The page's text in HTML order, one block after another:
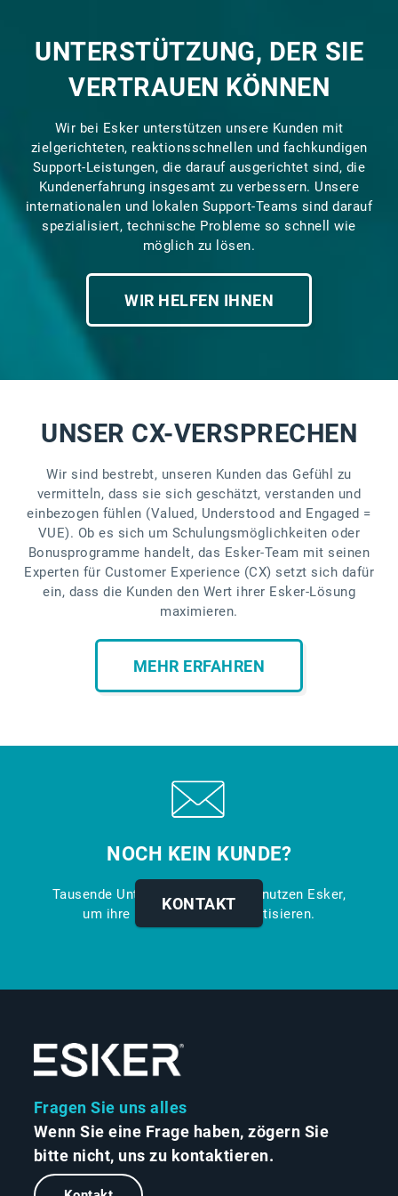
UNTERSTÜTZUNG, DER SIE
VERTRAUEN KÖNNEN
Wir bei Esker unterstützen unsere Kunden mit
zielgerichteten, reaktionsschnellen und fachkundigen
Support-Leistungen, die darauf ausgerichtet sind, die
Kundenerfahrung insgesamt zu verbessern. Unsere
internationalen und lokalen Support-Teams sind darauf
spezialisiert, technische Probleme so schnell wie
möglich zu lösen.
WIR HELFEN IHNEN
UNSER CX-VERSPRECHEN
Wir sind bestrebt, unseren Kunden das Gefühl zu
vermitteln, dass sie sich geschätzt, verstanden und
einbezogen fühlen (Valued, Understood and Engaged =
VUE). Ob es sich um Schulungsmöglichkeiten oder
Bonusprogramme handelt, das Esker-Team mit seinen
Experten für Customer Experience (CX) setzt sich dafür
ein, dass die Kunden den Wert ihrer Esker-Lösung
maximieren.
MEHR ERFAHREN
NOCH KEIN KUNDE?
Tausende Unternehmen weltweit nutzen Esker,
um ihre Prozesse zu automatisieren.
KONTAKT
Fragen Sie uns alles
Wenn Sie eine Frage haben, zögern Sie
bitte nicht, uns zu kontaktieren.